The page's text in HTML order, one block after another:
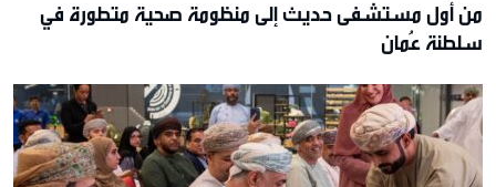
من أول مستشفى حديث إلى منظومة صحية متطورة في
سلطنة عُمان